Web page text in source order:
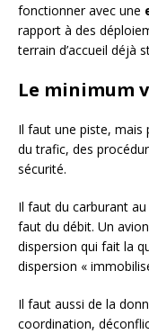
fonctionner avec une
rapport à des
terrain d’accueil déjà
Le minimum
Il faut une piste, mais
du trafic, des
sécurité.
Il faut du carburant
faut du débit. Un
dispersion qui fait la
dispersion «
Il faut aussi de la
coordination,